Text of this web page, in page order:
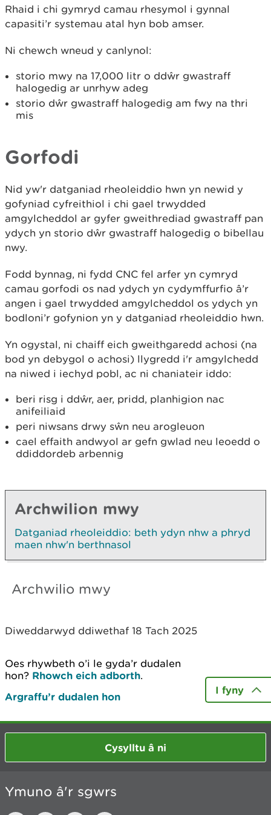
Rhaid i chi gymryd camau rhesymol i gynnal
capasiti’r systemau atal hyn bob amser.
Ni chewch wneud y canlynol:
storio mwy na 17,000 litr o ddŵr gwastraff
halogedig ar unrhyw adeg
storio dŵr gwastraff halogedig am fwy na thri
mis
Gorfodi
Nid yw'r datganiad rheoleiddio hwn yn newid y
gofyniad cyfreithiol i chi gael trwydded
amgylcheddol ar gyfer gweithrediad gwastraff pan
ydych yn storio dŵr gwastraff halogedig o bibellau
nwy.
Fodd bynnag, ni fydd CNC fel arfer yn cymryd
camau gorfodi os nad ydych yn cydymffurfio â’r
angen i gael trwydded amgylcheddol os ydych yn
bodloni’r gofynion yn y datganiad rheoleiddio hwn.
Yn ogystal, ni chaiff eich gweithgaredd achosi (na
bod yn debygol o achosi) llygredd i'r amgylchedd
na niwed i iechyd pobl, ac ni chaniateir iddo:
beri risg i ddŵr, aer, pridd, planhigion nac
anifeiliaid
peri niwsans drwy sŵn neu arogleuon
cael effaith andwyol ar gefn gwlad neu leoedd o
ddiddordeb arbennig
Archwilion mwy
Datganiad rheoleiddio: beth ydyn nhw a phryd
maen nhw'n berthnasol
Archwilio mwy
Diweddarwyd ddiwethaf 18 Tach 2025
Oes rhywbeth o’i le gyda’r dudalen
hon? Rhowch eich adborth.
Argraffu’r dudalen hon
I fyny
Cysylltu â ni
Ymuno â'r sgwrs